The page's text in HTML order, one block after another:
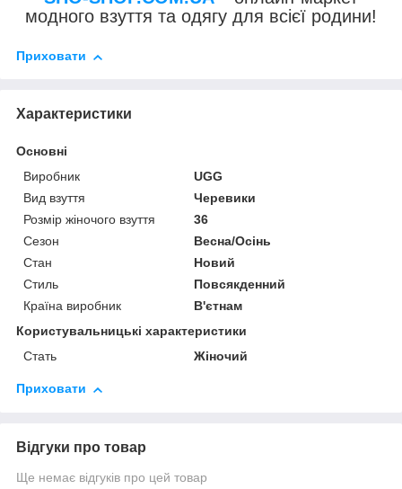
модного взуття та одягу для всієї родини!
Приховати
Характеристики
Основні
Виробник
UGG
Вид взуття
Черевики
Розмір жіночого взуття
36
Сезон
Весна/Осінь
Стан
Новий
Стиль
Повсякденний
Країна виробник
В'єтнам
Користувальницькі характеристики
Стать
Жіночий
Приховати
Відгуки про товар
Ще немає відгуків про цей товар